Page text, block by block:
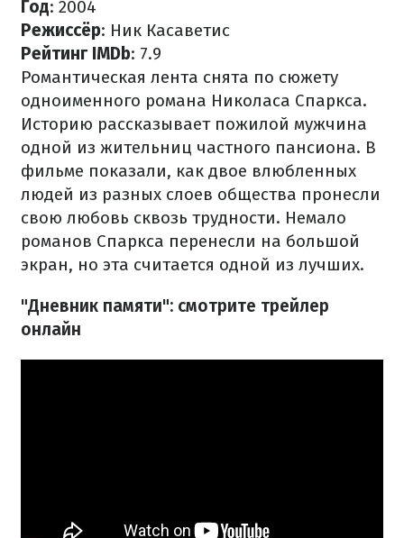
Год: 2004
Режиссёр: Ник Касаветис
Рейтинг IMDb: 7.9
Романтическая лента снята по сюжету
одноименного романа Николаса Спаркса.
Историю рассказывает пожилой мужчина
одной из жительниц частного пансиона. В
фильме показали, как двое влюбленных
людей из разных слоев общества пронесли
свою любовь сквозь трудности. Немало
романов Спаркса перенесли на большой
экран, но эта считается одной из лучших.
"Дневник памяти": смотрите трейлер
онлайн